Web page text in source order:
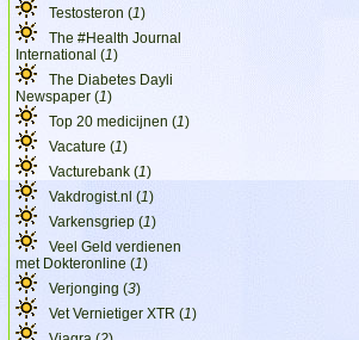
Testosteron (1)
The #Health Journal
International (1)
The Diabetes Dayli
Newspaper (1)
Top 20 medicijnen (1)
Vacature (1)
Vacturebank (1)
Vakdrogist.nl (1)
Varkensgriep (1)
Veel Geld verdienen
met Dokteronline (1)
Verjonging (3)
Vet Vernietiger XTR (1)